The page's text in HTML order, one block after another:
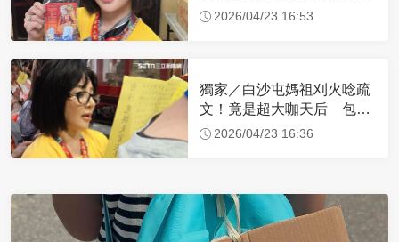
蹟 一靠近媽祖就爆哭
2026/04/23 16:53
獨家／白沙屯媽祖刈火唸疏
文！竟是超大咖天后 包尿
布忍尿5小時不喊累
2026/04/23 16:36